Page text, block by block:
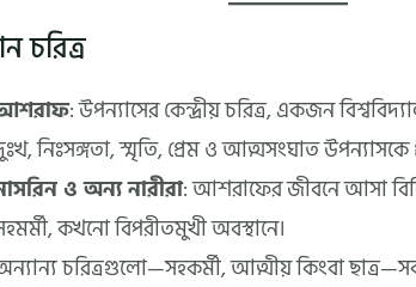
চরিত্র
: উপন্যাসের কেন্দ্রীয় চরিত্র, একজন
নিঃসঙ্গতা, স্মৃতি, প্রেম ও আত্মসংঘাত উপন্যাসকে
ও অন্য নারীরা: আশরাফের জীবনে আসা
কখনো বিপরীতমুখী অবস্থানে।
চরিত্রগুলো—সহকর্মী, আত্মীয় কিংবা